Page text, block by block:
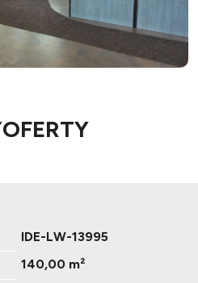
OFERTY
IDE-LW-13995
140,00 m²